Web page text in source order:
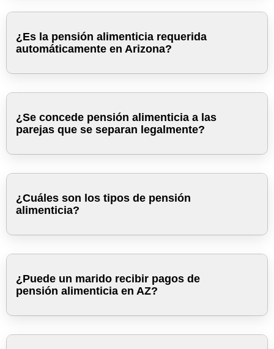
¿Es la pensión alimenticia requerida
automáticamente en Arizona?
¿Se concede pensión alimenticia a las
parejas que se separan legalmente?
¿Cuáles son los tipos de pensión
alimenticia?
¿Puede un marido recibir pagos de
pensión alimenticia en AZ?